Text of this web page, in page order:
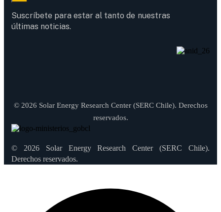
Suscríbete para estar al tanto de nuestras
últimas noticias.
© 2026 Solar Energy Research Center (SERC Chile). Derechos
reservados.
© 2026 Solar Energy Research Center (SERC Chile).
Derechos reservados.